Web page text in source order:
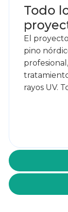
Todo
El
pino
rayos UV.